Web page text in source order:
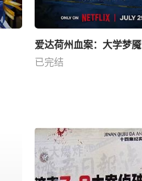
爱达荷州血案：大学梦魇
已完结